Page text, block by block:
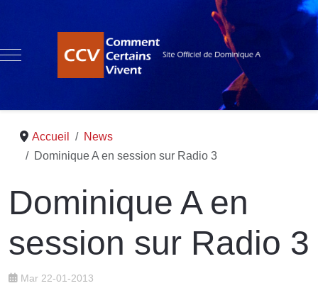
Mobile Menu Toggle
Accueil
News
Dominique A en session sur Radio 3
Dominique A en
session sur Radio 3
Mar 22-01-2013